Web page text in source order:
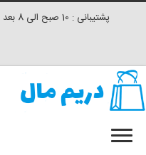
پشتیبانی : 10 صبح الی 8 بعد از ظهر از طریق تلفن 09039576277